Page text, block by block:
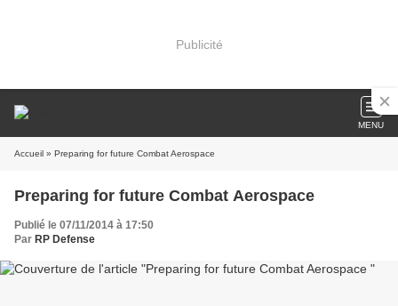
Publicité
MENU
Accueil » Preparing for future Combat Aerospace
Preparing for future Combat Aerospace
Publié le 07/11/2014 à 17:50
Par RP Defense